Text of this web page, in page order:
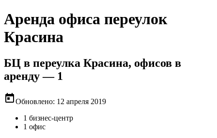
Аренда офиса переулок
Красина
БЦ в переулка Красина, офисов в
аренду — 1
todayОбновлено: 12 апреля 2019
1 бизнес-центр
1 офис